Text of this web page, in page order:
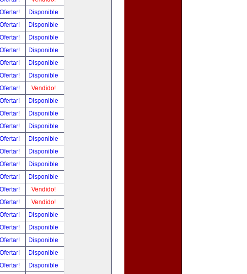
Ofertar!
Disponible
Ofertar!
Disponible
Ofertar!
Disponible
Ofertar!
Disponible
Ofertar!
Disponible
Ofertar!
Disponible
Ofertar!
Vendido!
Ofertar!
Disponible
Ofertar!
Disponible
Ofertar!
Disponible
Ofertar!
Disponible
Ofertar!
Disponible
Ofertar!
Disponible
Ofertar!
Disponible
Ofertar!
Vendido!
Ofertar!
Vendido!
Ofertar!
Disponible
Ofertar!
Disponible
Ofertar!
Disponible
Ofertar!
Disponible
Ofertar!
Disponible